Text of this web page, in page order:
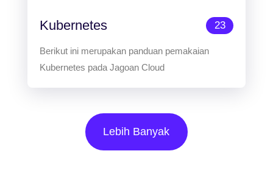
Kubernetes 23
Berikut ini merupakan panduan pemakaian
Kubernetes pada Jagoan Cloud
Lebih Banyak